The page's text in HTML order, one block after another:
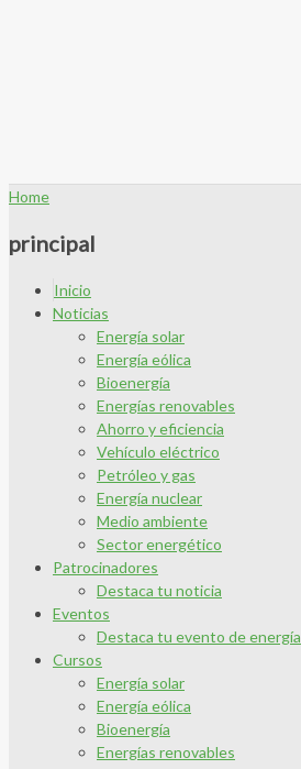
Home
principal
Inicio
Noticias
Energía solar
Energía eólica
Bioenergía
Energías renovables
Ahorro y eficiencia
Vehículo eléctrico
Petróleo y gas
Energía nuclear
Medio ambiente
Sector energético
Patrocinadores
Destaca tu noticia
Eventos
Destaca tu evento de energía
Cursos
Energía solar
Energía eólica
Bioenergía
Energías renovables